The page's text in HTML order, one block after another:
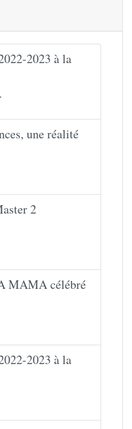
2023 à la
une réalité
2
MAMA célébré
2023 à la